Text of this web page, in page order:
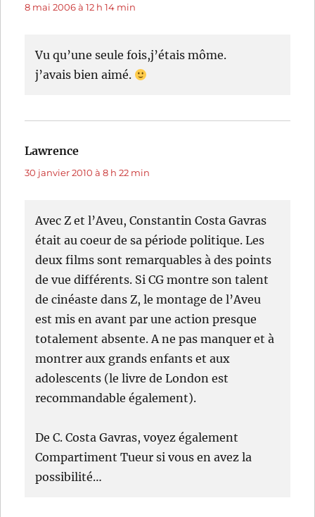
8 mai 2006 à 12 h 14 min
Vu qu’une seule fois,j’étais môme.
j’avais bien aimé.
Lawrence
30 janvier 2010 à 8 h 22 min
Avec Z et l’Aveu, Constantin Costa Gavras
était au coeur de sa période politique. Les
deux films sont remarquables à des points
de vue différents. Si CG montre son talent
de cinéaste dans Z, le montage de l’Aveu
est mis en avant par une action presque
totalement absente. A ne pas manquer et à
montrer aux grands enfants et aux
adolescents (le livre de London est
recommandable également).
De C. Costa Gavras, voyez également
Compartiment Tueur si vous en avez la
possibilité…